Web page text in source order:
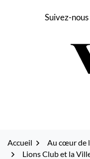
Suivez-
Accueil Au cœur de
Lions Club et la